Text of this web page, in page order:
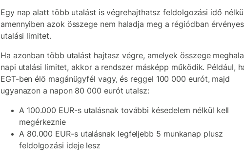
Egy nap alatt több utalást is végrehajthatsz feldolgozási idő
amennyiben azok összege nem haladja meg a régiódban
utalási limitet.
Ha azonban több utalást hajtasz végre, amelyek összege
napi utalási limitet, akkor a rendszer másképp működik. Például,
EGT-ben élő magánügyfél vagy, és reggel 100 000 eurót, majd
ugyanazon a napon 80 000 eurót utalsz:
A 100.000 EUR-s utalásnak további késedelem nélkül kell
megérkeznie
A 80.000 EUR-s utalásnak legfeljebb 5 munkanap plusz
feldolgozási ideje lesz